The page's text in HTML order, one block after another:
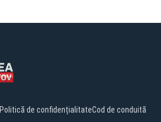
Politică de confidențialitateCod de conduită